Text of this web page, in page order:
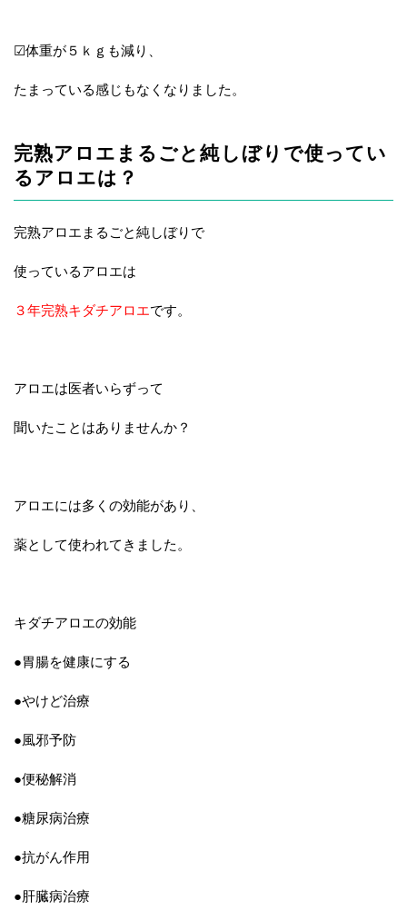
☑体重が５ｋｇも減り、
たまっている感じもなくなりました。
完熟アロエまるごと純しぼりで使ってい
るアロエは？
完熟アロエまるごと純しぼりで
使っているアロエは
３年完熟キダチアロエです。
アロエは医者いらずって
聞いたことはありませんか？
アロエには多くの効能があり、
薬として使われてきました。
キダチアロエの効能
●胃腸を健康にする
●やけど治療
●風邪予防
●便秘解消
●糖尿病治療
●抗がん作用
●肝臓病治療